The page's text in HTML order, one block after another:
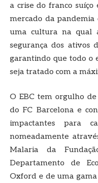
a crise do franco suíço
mercado da pandemia
uma cultura na qual
segurança dos ativos
garantindo que todo o
seja tratado com a
O EBC tem orgulho
do FC Barcelona e
impactantes para
nomeadamente
Malaria da
Departamento de
Oxford e de uma